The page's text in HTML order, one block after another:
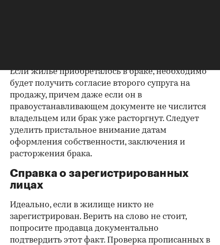
Если жилье приобреталось в браке, необходимо
будет получить согласие второго супруга на
продажу, причем даже если он в
правоустанавливающем документе не числится
владельцем или брак уже расторгнут. Следует
уделить пристальное внимание датам
оформления собственности, заключения и
расторжения брака.
Справка о зарегистрированных
лицах
Идеально, если в жилище никто не
зарегистрирован. Верить на слово не стоит,
попросите продавца документально
подтвердить этот факт. Проверка прописанных в